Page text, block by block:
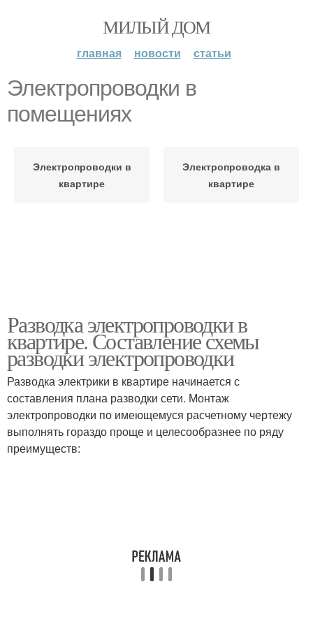
МИЛЫЙ ДОМ
главная новости статьи
Электропроводки в
помещениях
Электропроводки в
квартире
Электропроводка в
квартире
Разводка электропроводки в
квартире. Составление схемы
разводки электропроводки
Разводка электрики в квартире начинается с
составления плана разводки сети. Монтаж
электропроводки по имеющемуся расчетному чертежу
выполнять гораздо проще и целесообразнее по ряду
преимуществ: